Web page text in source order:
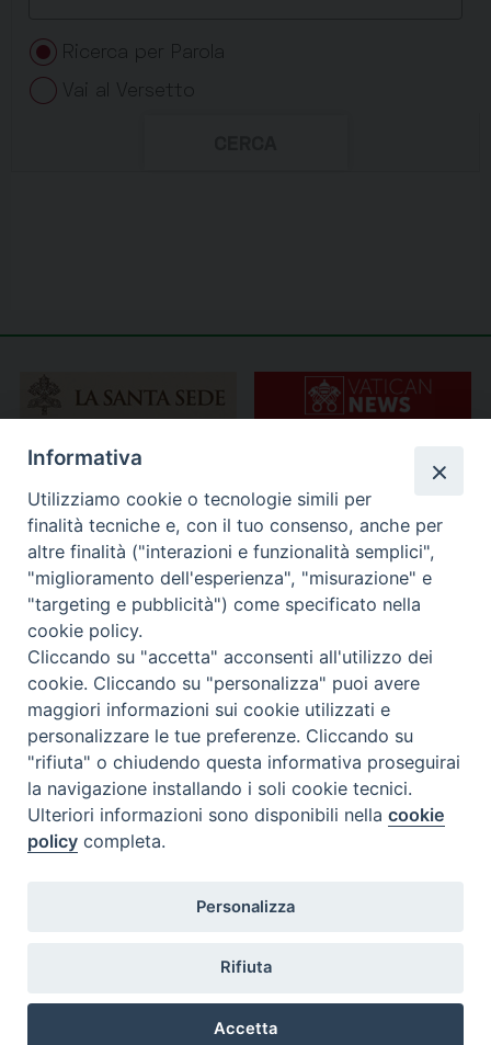
Ufficio Amministrativo, Ufficio Economato)
Informativa
Utilizziamo cookie o tecnologie simili per
finalità tecniche e, con il tuo consenso, anche per
altre finalità ("interazioni e funzionalità semplici",
"miglioramento dell'esperienza", "misurazione" e
"targeting e pubblicità") come specificato nella
cookie policy.
Cliccando su "accetta" acconsenti all'utilizzo dei
cookie. Cliccando su "personalizza" puoi avere
maggiori informazioni sui cookie utilizzati e
personalizzare le tue preferenze. Cliccando su
"rifiuta" o chiudendo questa informativa proseguirai
la navigazione installando i soli cookie tecnici.
Ulteriori informazioni sono disponibili nellacookie
policy completa.
Personalizza
Rifiuta
Accetta